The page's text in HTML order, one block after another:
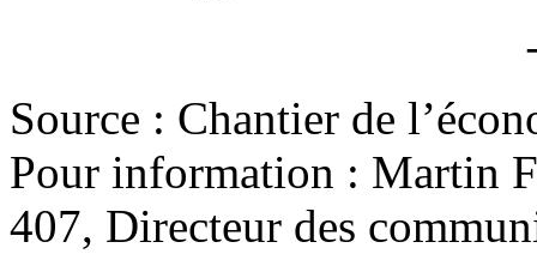
Source : Chantier de
Pour information : Martin
407, Directeur des